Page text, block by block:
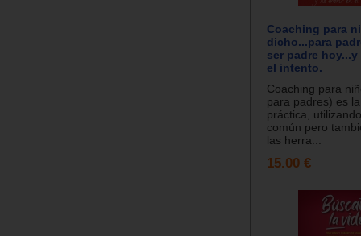
Coaching para
dicho...para
ser padre
el intento.
Coaching para
para padres) es
práctica,
común pero
las herra...
15.00 €